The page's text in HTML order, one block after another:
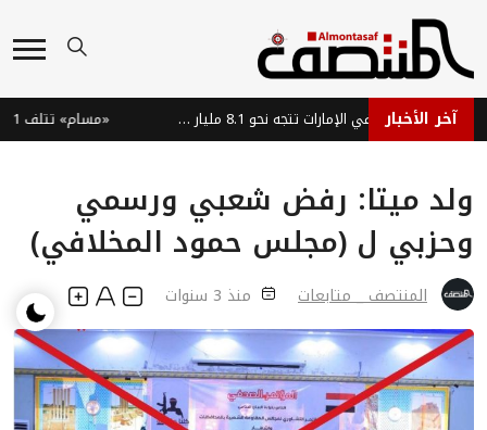
آخر الأخبار سوق السيارات الفاخرة في الإمارات تتجه نحو 8.1 مليار دولار بحلول 2035 «مسام» تتلف 1861 لغماً وذخيرة في ميدي اليمنية
ولد ميتا: رفض شعبي ورسمي
وحزبي ل (مجلس حمود المخلافي)
المنتصف _ متابعات منذ 3 سنوات